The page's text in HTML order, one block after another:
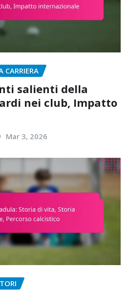
CARRIERA
salienti della
nei club, Impatto
Mar 3, 2026